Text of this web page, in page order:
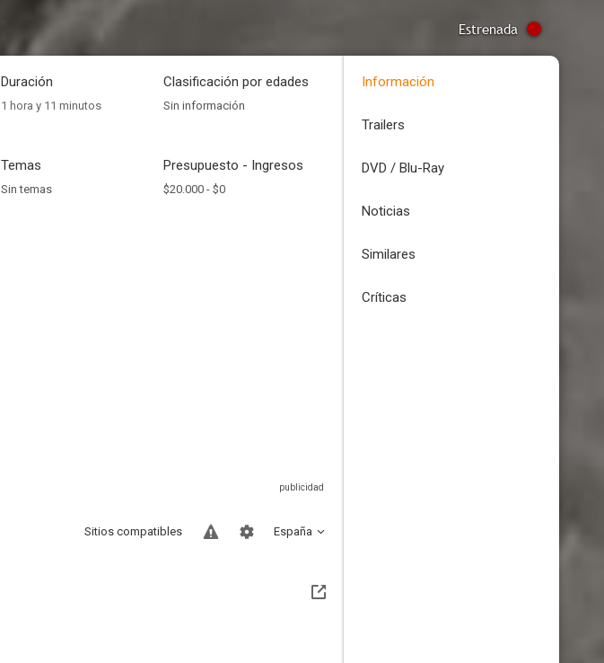
Estrenada
Duración
1 hora y 11 minutos
Clasificación por edades
Sin información
Temas
Sin temas
Presupuesto - Ingresos
$20.000 - $0
España
Sitios compatibles
Información
Trailers
DVD / Blu-Ray
Noticias
Similares
Críticas